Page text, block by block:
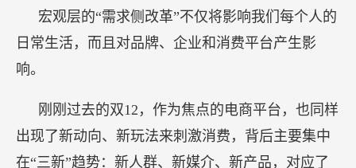
宏观层的“需求侧改革”不仅将影响我们每个人的
日常生活，而且对品牌、企业和消费平台产生影
响。
刚刚过去的双12，作为焦点的电商平台，也同样
出现了新动向、新玩法来刺激消费，背后主要集中
在“三新”趋势：新人群、新媒介、新产品，对应了